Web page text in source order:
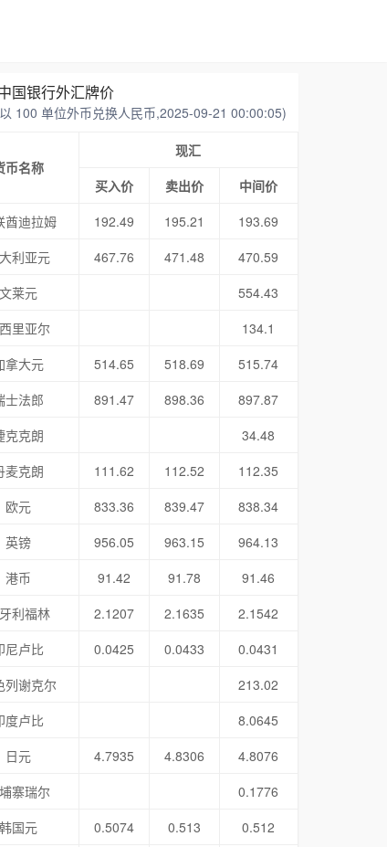
国银行外汇牌价
100 单位外币兑换人民币,2025-09-21 00:00:05)
币名称
现汇
买入价
卖出价
中间价
酋迪拉姆
192.49 195.21
193.69
利亚元
467.76 471.48
470.59
文莱元
554.43
里亚尔
134.1
拿大元
514.65 518.69
515.74
士法郎
891.47 898.36
897.87
克克朗
34.48
麦克朗
111.62 112.52
112.35
欧元
833.36 839.47
838.34
英镑
956.05 963.15
964.13
港币
91.42 91.78
91.46
利福林
2.1207 2.1635
2.1542
尼卢比
0.0425 0.0433
0.0431
列谢克尔
213.02
度卢比
8.0645
日元
4.7935 4.8306
4.8076
寨瑞尔
0.1776
韩国元
0.5074 0.513
0.512